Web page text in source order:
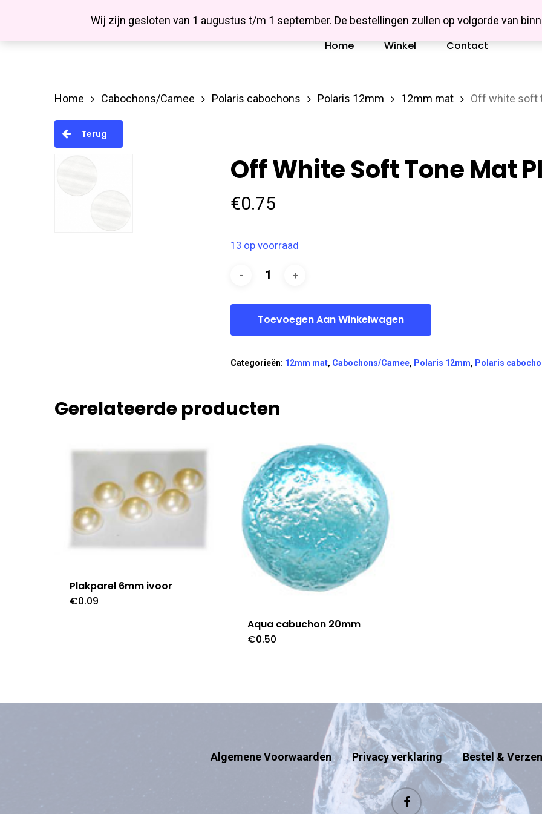
Wij zijn gesloten van 1 augustus t/m 1 september. De bestellingen zullen op volgorde van
Hit enter to search or ESC to close
Missbluesieraden
Facebook
Home
Winkel Contact
Home Cabochons/Camee Polaris cabochons Polaris 12mm 12mm mat Off white soft
Terug
Off White Soft Tone Mat
€0.75
13 op voorraad
Toevoegen Aan Winkelwagen
Categorieën: 12mm mat, Cabochons/Camee, Polaris 12mm, Polaris
Gerelateerde producten
Plakparel 6mm ivoor
€0.09
Aqua cabuchon 20mm
€0.50
Algemene Voorwaarden Privacy verklaring Bestel &
facebook